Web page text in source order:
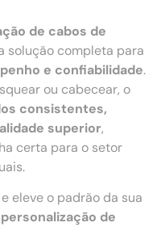
de cabos de
solução completa para
e confiabilidade.
ou cabecear, o
consistentes,
superior,
certa para o setor
eleve o padrão da sua
de